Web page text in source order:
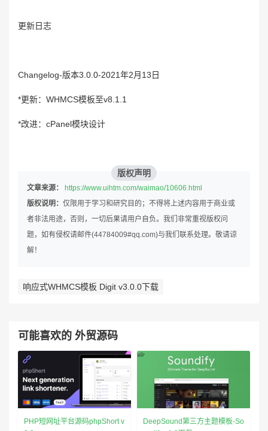
更新日志
Changelog-版本3.0.0-2021年2月13日
*更新：WHMCS模板至v8.1.1
*改进：cPanel模块设计
版权声明
文章来源：
https://www.uihtm.com/waimao/10606.html
版权说明： 仅限用于学习和研究目的；不得将上述内容用于商业或
者非法用途，否则，一切后果请用户自负。我们非常重视版权问
题，如有侵权请邮件(44784009#qq.com)与我们联系处理。敬请谅
解！
响应式WHMCS模板 Digit v3.0.0下载
可能喜欢的 外贸源码
PHP短网址平台源码phpShort v
DeepSound第三方主题模板-So